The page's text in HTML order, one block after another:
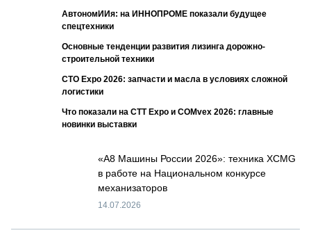
АвтономИИя: на ИННОПРОМЕ показали будущее
спецтехники
Основные тенденции развития лизинга дорожно-
строительной техники
СТО Expo 2026: запчасти и масла в условиях сложной
логистики
Что показали на CTT Expo и COMvex 2026: главные
новинки выставки
«А8 Машины России 2026»: техника XCMG
в работе на Национальном конкурсе
механизаторов
14.07.2026